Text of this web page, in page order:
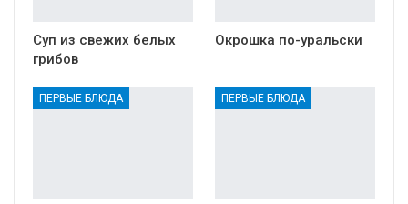
Суп из свежих белых
грибов
Окрошка по-уральски
ПЕРВЫЕ БЛЮДА ПЕРВЫЕ БЛЮДА